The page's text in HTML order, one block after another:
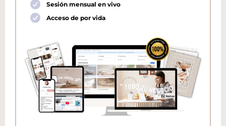
Sesión mensual en vivo
Acceso de por vida